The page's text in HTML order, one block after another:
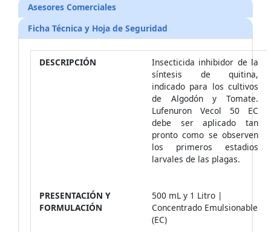
Asesores Comerciales
Ficha Técnica y Hoja de Seguridad
DESCRIPCIÓN
Insecticida inhibidor de la
síntesis de quitina,
indicado para los cultivos
de Algodón y Tomate.
Lufenuron Vecol 50 EC
debe ser aplicado tan
pronto como se observen
los primeros estadios
larvales de las plagas.
PRESENTACIÓN Y
FORMULACIÓN
500 mL y 1 Litro |
Concentrado Emulsionable
(EC)